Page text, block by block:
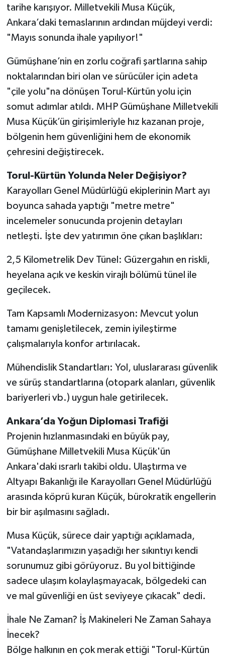
tarihe karışıyor. Milletvekili Musa Küçük,
Ankara’daki temaslarının ardından müjdeyi verdi:
"Mayıs sonunda ihale yapılıyor!"
Gümüşhane’nin en zorlu coğrafi şartlarına sahip
noktalarından biri olan ve sürücüler için adeta
"çile yolu"na dönüşen Torul-Kürtün yolu için
somut adımlar atıldı. MHP Gümüşhane Milletvekili
Musa Küçük’ün girişimleriyle hız kazanan proje,
bölgenin hem güvenliğini hem de ekonomik
çehresini değiştirecek.
Torul-Kürtün Yolunda Neler Değişiyor?
Karayolları Genel Müdürlüğü ekiplerinin Mart ayı
boyunca sahada yaptığı "metre metre"
incelemeler sonucunda projenin detayları
netleşti. İşte dev yatırımın öne çıkan başlıkları:
2,5 Kilometrelik Dev Tünel: Güzergahın en riskli,
heyelana açık ve keskin virajlı bölümü tünel ile
geçilecek.
Tam Kapsamlı Modernizasyon: Mevcut yolun
tamamı genişletilecek, zemin iyileştirme
çalışmalarıyla konfor artırılacak.
Mühendislik Standartları: Yol, uluslararası güvenlik
ve sürüş standartlarına (otopark alanları, güvenlik
bariyerleri vb.) uygun hale getirilecek.
Ankara’da Yoğun Diplomasi Trafiği
Projenin hızlanmasındaki en büyük pay,
Gümüşhane Milletvekili Musa Küçük'ün
Ankara'daki ısrarlı takibi oldu. Ulaştırma ve
Altyapı Bakanlığı ile Karayolları Genel Müdürlüğü
arasında köprü kuran Küçük, bürokratik engellerin
bir bir aşılmasını sağladı.
Musa Küçük, sürece dair yaptığı açıklamada,
"Vatandaşlarımızın yaşadığı her sıkıntıyı kendi
sorunumuz gibi görüyoruz. Bu yol bittiğinde
sadece ulaşım kolaylaşmayacak, bölgedeki can
ve mal güvenliği en üst seviyeye çıkacak" dedi.
İhale Ne Zaman? İş Makineleri Ne Zaman Sahaya
İnecek?
Bölge halkının en çok merak ettiği "Torul-Kürtün